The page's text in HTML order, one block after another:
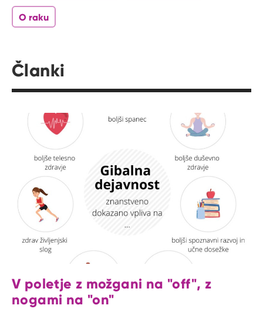
O raku
Članki
V poletje z možgani na "off", z
nogami na "on"